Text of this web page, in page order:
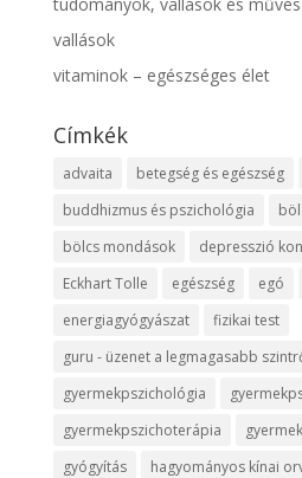
vallások
vitaminok – egészséges élet
Címkék
advaita betegség és egészség
buddhizmus és pszichológia
bölcs mondások
depresszió
Eckhart Tolle
egészség egó
energiagyógyászat
fizikai test
guru - üzenet a legmagasabb
gyermekpszichológia
gyermekpszichoterápia
gyógyítás
hagyományos kínai